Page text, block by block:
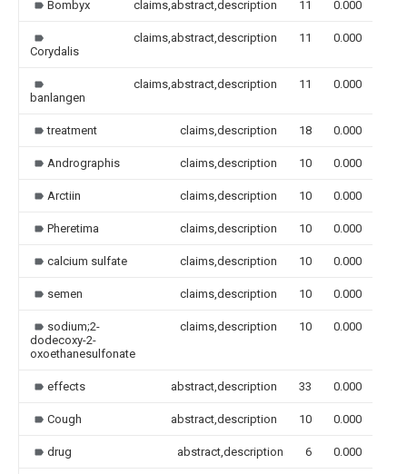
Bombyx claims,abstract,description 11 0.000
Corydalis
claims,abstract,description 11 0.000
banlangen
claims,abstract,description 11 0.000
treatment claims,description 18 0.000
Andrographis claims,description 10 0.000
Arctiin claims,description 10 0.000
Pheretima claims,description 10 0.000
calcium sulfate claims,description 10 0.000
semen claims,description 10 0.000
sodium;2-
dodecoxy-2-
oxoethanesulfonate
claims,description 10 0.000
effects abstract,description 33 0.000
Cough abstract,description 10 0.000
drug abstract,description 6 0.000